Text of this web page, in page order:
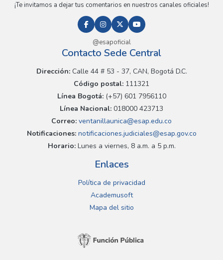
¡Te invitamos a dejar tus comentarios en nuestros canales oficiales!
@esapoficial
Contacto Sede Central
Dirección:Calle 44 # 53 - 37, CAN, Bogotá D.C.
Código postal: 111321
Línea Bogotá:(+57) 601 7956110
Línea Nacional: 018000 423713
Correo: ventanillaunica@esap.edu.co
Notificaciones:notificaciones.judiciales@esap.gov.co
Horario:Lunes a viernes, 8 a.m. a 5 p.m.
Enlaces
Política de privacidad
Academusoft
Mapa del sitio